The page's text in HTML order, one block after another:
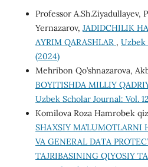
Professor A.Sh.Ziyadullayev,
Yernazarov, JADIDCHILIK
AYRIM QARASHLAR , Uzbek
(2024)
Mehribon Qo’shnazarova,
BOYITISHDA MILLIY
Uzbek Scholar Journal: Vol.
Komilova Roza Hamrobek
SHAXSIY
VA GENERAL DATA
TAJRIBASINING QIYOSIY